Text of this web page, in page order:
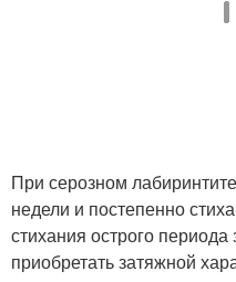
При серозном
недели и постепенно
стихания острого
приобретать затяжной